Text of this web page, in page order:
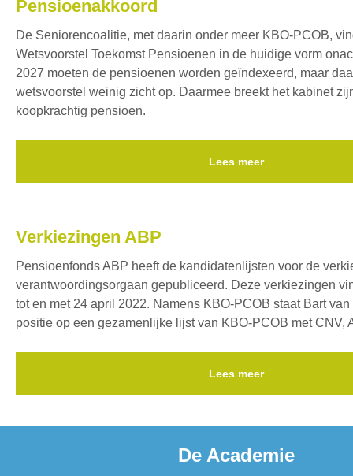
Pensioenakkoord
De Seniorencoalitie, met daarin onder meer KBO-PCOB,
Wetsvoorstel Toekomst Pensioenen in de huidige vorm
2027 moeten de pensioenen worden geïndexeerd, maar
wetsvoorstel weinig zicht op. Daarmee breekt het kabinet
koopkrachtig pensioen.
Lees meer
Verkiezingen ABP
Pensioenfonds ABP heeft de kandidatenlijsten voor de
verantwoordingsorgaan gepubliceerd. Deze verkiezingen
tot en met 24 april 2022. Namens KBO-PCOB staat Bart
positie op een gezamenlijke lijst van KBO-PCOB met CNV,
Lees meer
De Academie